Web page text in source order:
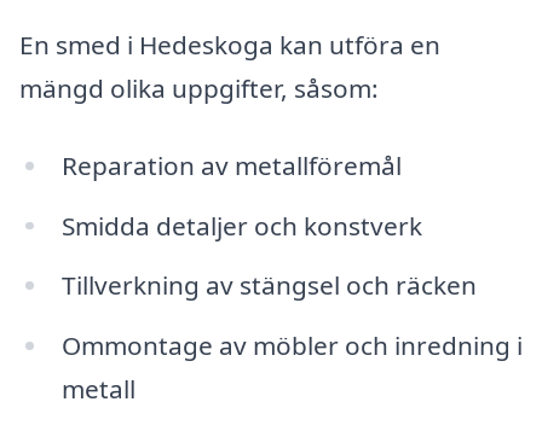
En smed i Hedeskoga kan utföra en
mängd olika uppgifter, såsom:
Reparation av metallföremål
Smidda detaljer och konstverk
Tillverkning av stängsel och räcken
Ommontage av möbler och inredning i
metall